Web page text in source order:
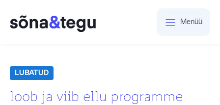
Menüü
LUBATUD
loob ja viib ellu programme